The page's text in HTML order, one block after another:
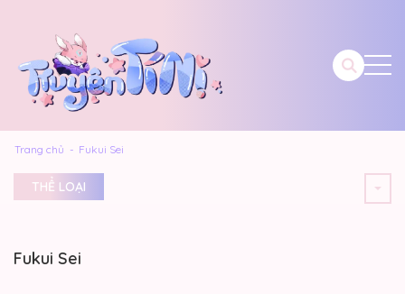
Trang chủ Fukui Sei
THỂ LOẠI
Fukui Sei